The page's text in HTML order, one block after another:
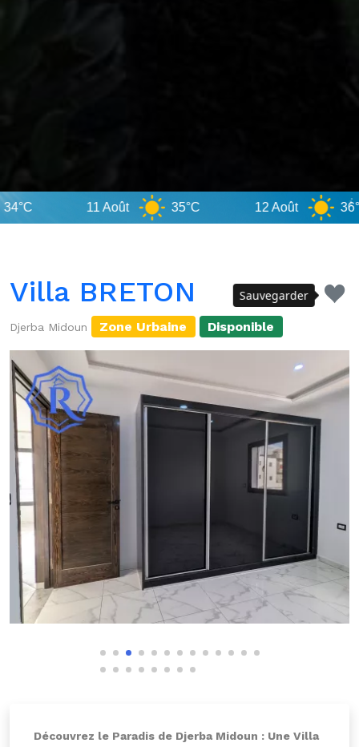
35°C 36°C
Villa BRETON
Djerba Midoun Zone Urbaine Disponible
Découvrez le Paradis de Djerba Midoun : Une Villa
Sauvegarder